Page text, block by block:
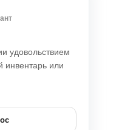
удовольствием
инвентарь или